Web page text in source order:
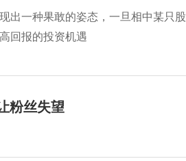
出一种果敢的姿态，一旦相中某只股
回报的投资机遇
粉丝失望